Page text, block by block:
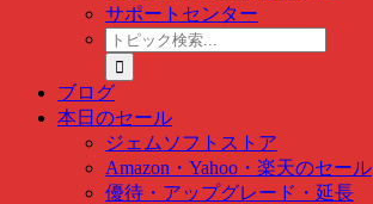
サポートセンター
ト
ピ
ッ
ク
検
索
…
ブログ
本日のセール
ジェムソフトストア
Amazon・Yahoo・楽天のセール
優待・アップグレード・延長